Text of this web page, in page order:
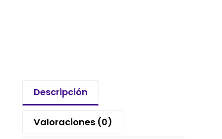
Descripción
Valoraciones (0)